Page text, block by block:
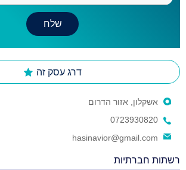
דרג עסק זה
אשקלון, אזור הדרום
0723930820
hasinavior@gmail.com
רשתות חברתיות